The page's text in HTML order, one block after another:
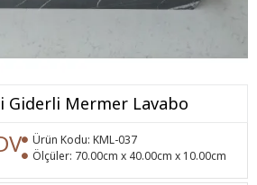
Giderli Mermer Lavabo
Ürün Kodu: KML-037
Ölçüler: 70.00cm x 40.00cm x 10.00cm